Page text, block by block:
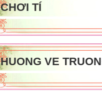
CHƠI TÍ
HUONG VE